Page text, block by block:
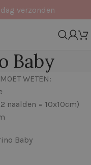
verzonden
Baby
WETEN:
naalden = 10x10cm)
Baby